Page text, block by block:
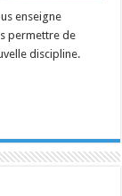
enseigne
permettre de
discipline.